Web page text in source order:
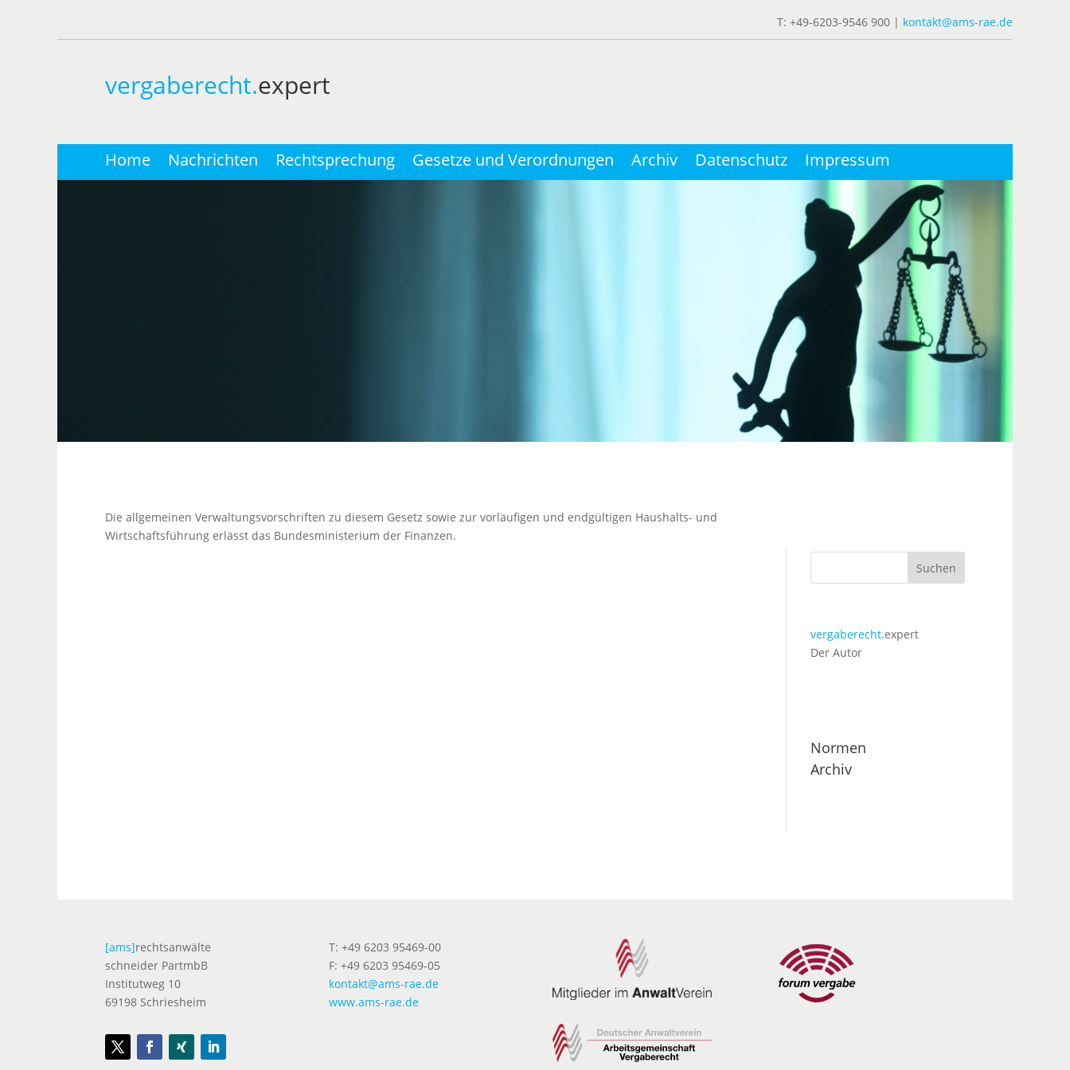
T: +49-6203-9546 900 | kontakt@ams-rae.de
vergaberecht.expert
Home Nachrichten Rechtsprechung Gesetze und Verordnungen Archiv Datenschutz Impressum
Die allgemeinen Verwaltungsvorschriften zu diesem Gesetz sowie zur vorläufigen und endgültigen Haushalts- und
Wirtschaftsführung erlässt das Bundesministerium der Finanzen.
Suchen
vergaberecht.expert
Der Autor
Normen
Archiv
[ams]rechtsanwälte
schneider PartmbB
Institutweg 10
69198 Schriesheim
T: +49 6203 95469-00
F: +49 6203 95469-05
kontakt@ams-rae.de
www.ams-rae.de